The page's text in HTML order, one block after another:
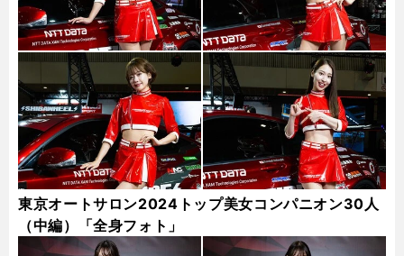
東京オートサロン2024トップ美女コンパニオン30人
（中編）「全身フォト」